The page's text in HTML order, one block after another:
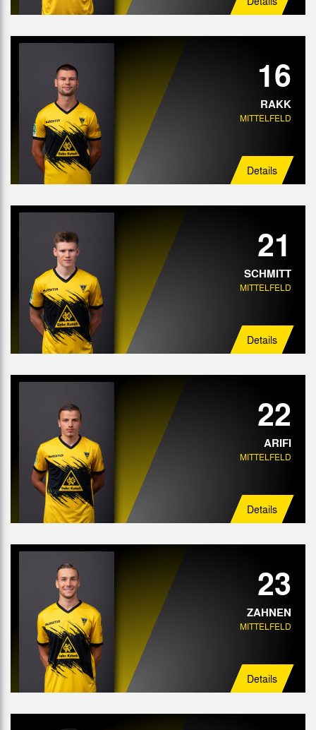
16
RAKK
MITTELFELD
Details
21
SCHMITT
MITTELFELD
Details
22
ARIFI
MITTELFELD
Details
23
ZAHNEN
MITTELFELD
Details